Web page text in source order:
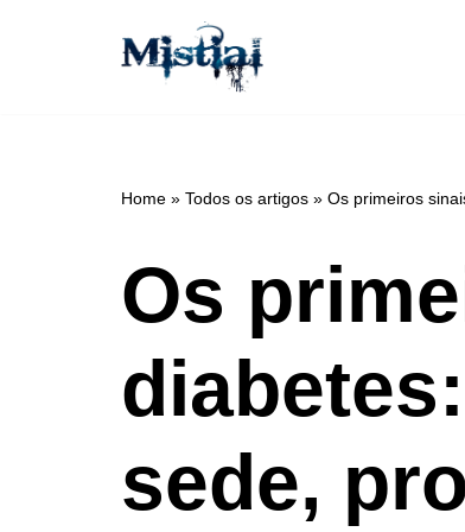
Home » Todos os artigos » Os primeiros
Os
sede,